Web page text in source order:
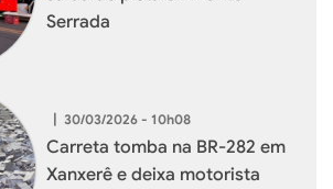
Serrada
| 30/03/2026 - 10h08
Carreta tomba na BR-282 em
Xanxerê e deixa motorista